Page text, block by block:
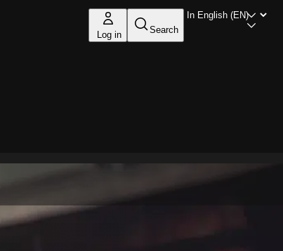
Log in Search